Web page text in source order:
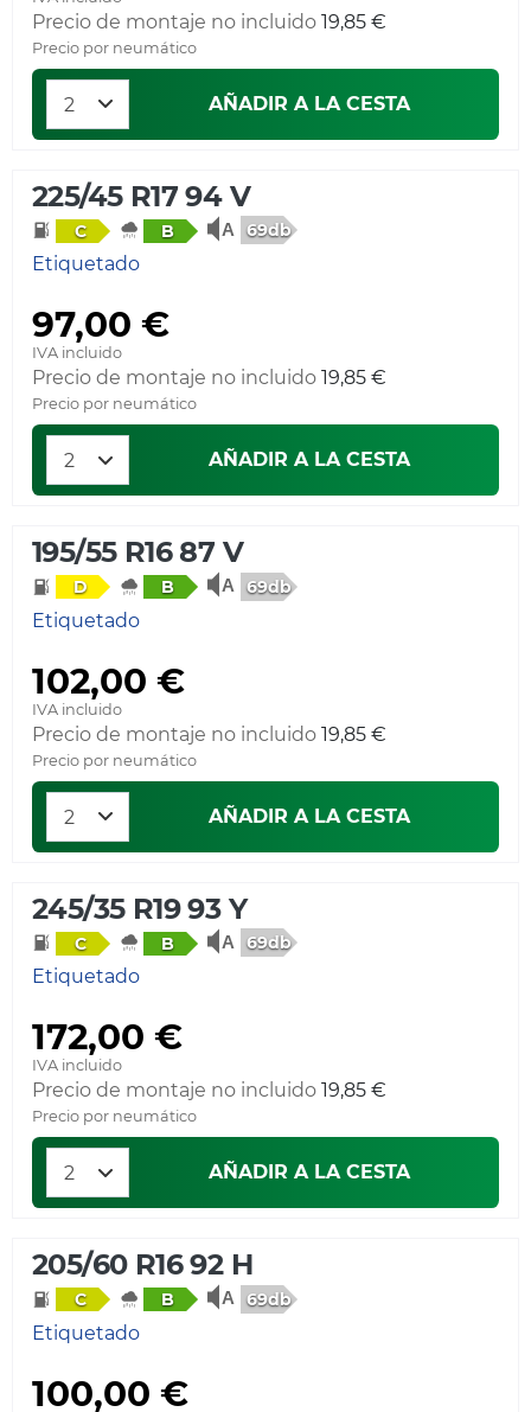
Precio de montaje no incluido 19,85 €
Precio por neumático
AÑADIR A LA CESTA
225/45 R17 94 V
C B 69db
Etiquetado
97,00 €
IVA incluido
Precio de montaje no incluido 19,85 €
Precio por neumático
AÑADIR A LA CESTA
195/55 R16 87 V
D B 69db
Etiquetado
102,00 €
IVA incluido
Precio de montaje no incluido 19,85 €
Precio por neumático
AÑADIR A LA CESTA
245/35 R19 93 Y
C B 69db
Etiquetado
172,00 €
IVA incluido
Precio de montaje no incluido 19,85 €
Precio por neumático
AÑADIR A LA CESTA
205/60 R16 92 H
C B 69db
Etiquetado
100,00 €